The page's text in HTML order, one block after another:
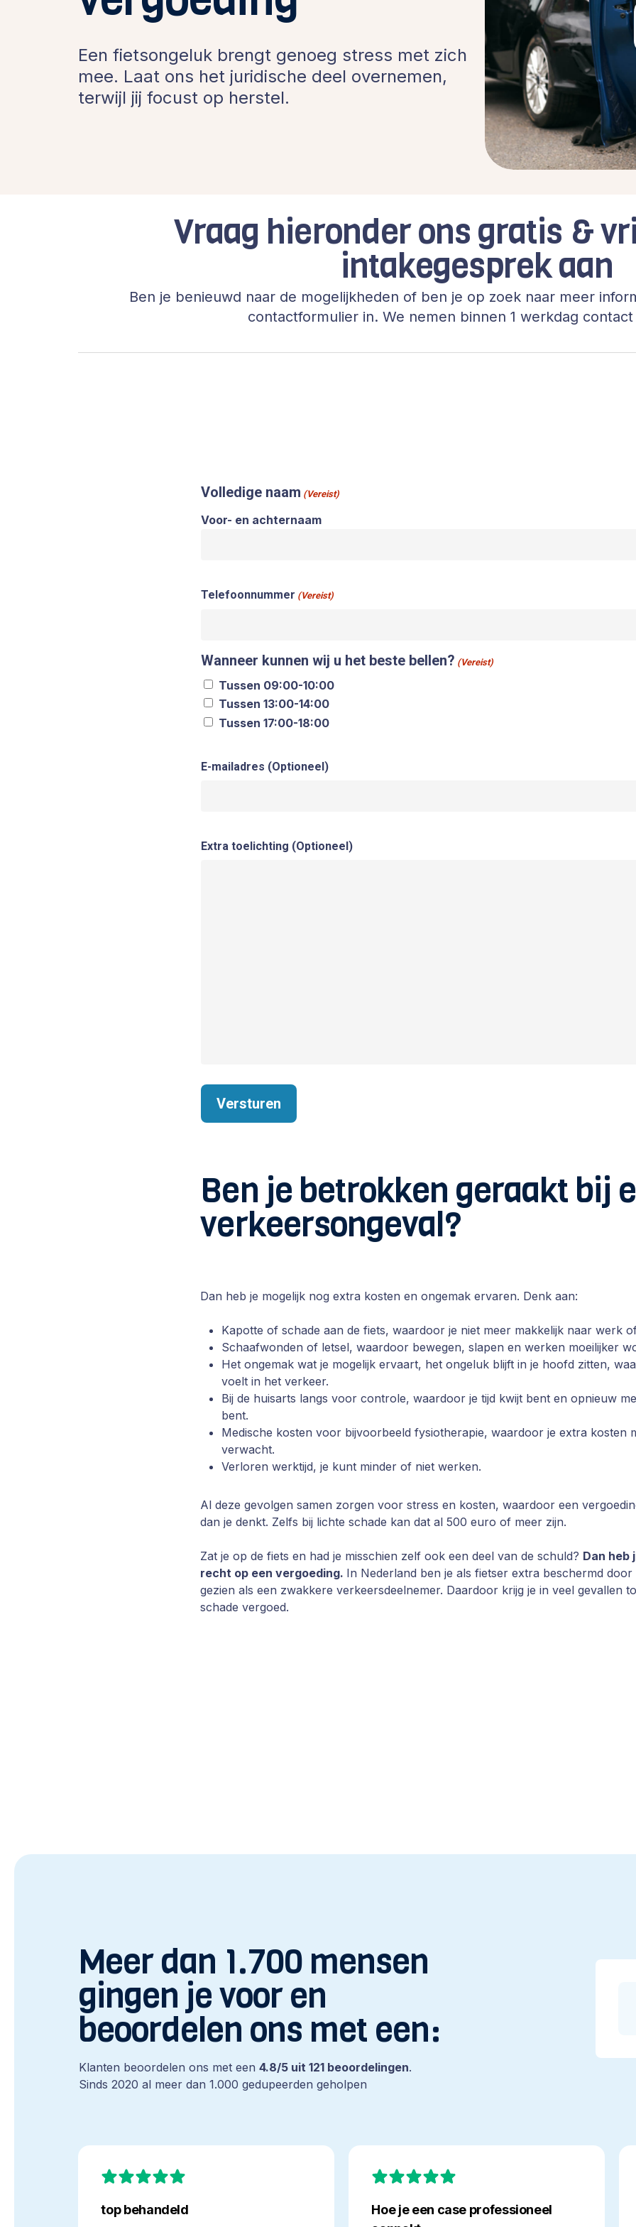
Een fietsongeluk brengt genoeg stress met zich
mee. Laat ons het juridische deel overnemen,
terwijl jij focust op herstel.
Vraag hieronder ons gratis &
intakegesprek aan
Ben je benieuwd naar de mogelijkheden of ben je op zoek naar meer
contactformulier in. We nemen binnen 1 werkdag
Volledige naam (Vereist)
Voor- en achternaam
Telefoonnummer (Vereist)
Wanneer kunnen wij u het beste bellen? (Vereist)
Tussen 09:00-10:00
Tussen 13:00-14:00
Tussen 17:00-18:00
E-mailadres (Optioneel)
Extra toelichting (Optioneel)
Ben je betrokken geraakt bij
verkeersongeval?
Dan heb je mogelijk nog extra kosten en ongemak ervaren. Denk aan:
Kapotte of schade aan de fiets, waardoor je niet meer makkelijk naar werk
Schaafwonden of letsel, waardoor bewegen, slapen en werken moeilijker
Het ongemak wat je mogelijk ervaart, het ongeluk blijft in je hoofd zitten,
voelt in het verkeer.
Bij de huisarts langs voor controle, waardoor je tijd kwijt bent en opnieuw
bent.
Medische kosten voor bijvoorbeeld fysiotherapie, waardoor je extra kosten
verwacht.
Verloren werktijd, je kunt minder of niet werken.
Al deze gevolgen samen zorgen voor stress en kosten, waardoor een
dan je denkt. Zelfs bij lichte schade kan dat al 500 euro of meer zijn.
Zat je op de fiets en had je misschien zelf ook een deel van de schuld? Dan heb
recht op een vergoeding. In Nederland ben je als fietser extra beschermd
gezien als een zwakkere verkeersdeelnemer. Daardoor krijg je in veel gevallen
schade vergoed.
Meer dan 1.700 mensen
gingen je voor en
beoordelen ons met een:
Klanten beoordelen ons met een 4.8/5 uit 121 beoordelingen.
Sinds 2020 al meer dan 1.000 gedupeerden geholpen
top
behandeld
top behandeld
Hoe
case
professioneel
Hoe je een case professioneel